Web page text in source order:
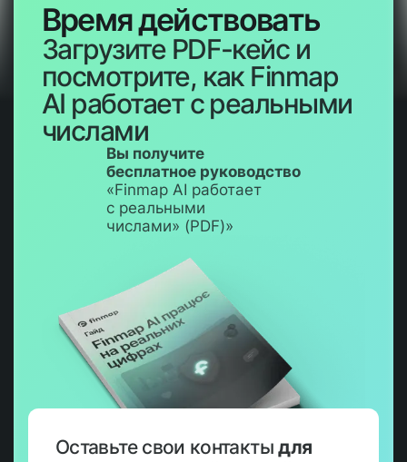
Время действовать
Загрузите PDF-кейс и
посмотрите, как Finmap
AI работает с реальными
числами
Вы получите
бесплатное руководство
«Finmap AI работает
с реальными
числами» (PDF)»
Оставьте свои контактыдля